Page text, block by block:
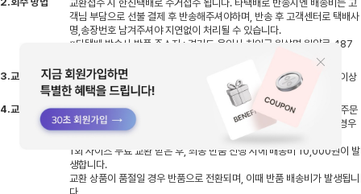
교환접수 시 한진택배로 수거접수 됩니다. 타택배로 반송시엔 배송비는 고
객님 부담으로 선불 결제 후 반송해주셔야하며, 반송 후 고객센터로 택배사
명,송장번호 남겨주셔야 지연없이 처리될 수 있습니다.
※타택배 반송시 반품 주소지 : 경기도 용인시 처인구 원삼면 원양로 487
3.교환 기간
반송하신 상품 입고 후 검수기간 평일기준 2~3일 소요, 검수 후 상품 이상
없을시 교환상품 출고 진행됩니다
4.교환 배송비
비회원(네이버페이)으로 주문시 배송비 5,000원 발생하며 회원으로 주문
시엔 주문건당 1회 무료교환 가능합니다 (동일상품 사이즈 재고 있을 경우
교환 가능/디자인 교환 불가)
1회 사이즈 무료 교환 받은 후, 최종 반품 진행 시에 배송비 10,000원이 발
생합니다.
교환 상품이 품절일 경우 반품으로 전환되며, 이때 반품 배송비가 발생됩니